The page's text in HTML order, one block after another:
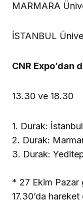
MARMARA
İSTANBUL
CNR Expo’dan
13.30 ve 18.30
1. Durak:
2. Durak:
3. Durak:
* 27 Ekim Pazar
17.30’da